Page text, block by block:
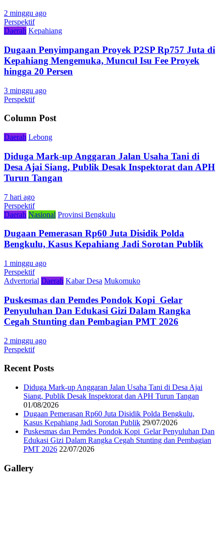
2 minggu ago
Perspektif
Daerah Kepahiang
Dugaan Penyimpangan Proyek P2SP Rp757 Juta di
Kepahiang Mengemuka, Muncul Isu Fee Proyek
hingga 20 Persen
3 minggu ago
Perspektif
Column Post
Daerah Lebong
Diduga Mark-up Anggaran Jalan Usaha Tani di
Desa Ajai Siang, Publik Desak Inspektorat dan APH
Turun Tangan
7 hari ago
Perspektif
Daerah Nasional Provinsi Bengkulu
Dugaan Pemerasan Rp60 Juta Disidik Polda
Bengkulu, Kasus Kepahiang Jadi Sorotan Publik
1 minggu ago
Perspektif
Advertorial Daerah Kabar Desa Mukomuko
Puskesmas dan Pemdes Pondok Kopi Gelar
Penyuluhan Dan Edukasi Gizi Dalam Rangka
Cegah Stunting dan Pembagian PMT 2026
2 minggu ago
Perspektif
Recent Posts
Diduga Mark-up Anggaran Jalan Usaha Tani di Desa Ajai
Siang, Publik Desak Inspektorat dan APH Turun Tangan
01/08/2026
Dugaan Pemerasan Rp60 Juta Disidik Polda Bengkulu,
Kasus Kepahiang Jadi Sorotan Publik 29/07/2026
Puskesmas dan Pemdes Pondok Kopi Gelar Penyuluhan Dan
Edukasi Gizi Dalam Rangka Cegah Stunting dan Pembagian
PMT 2026 22/07/2026
Gallery